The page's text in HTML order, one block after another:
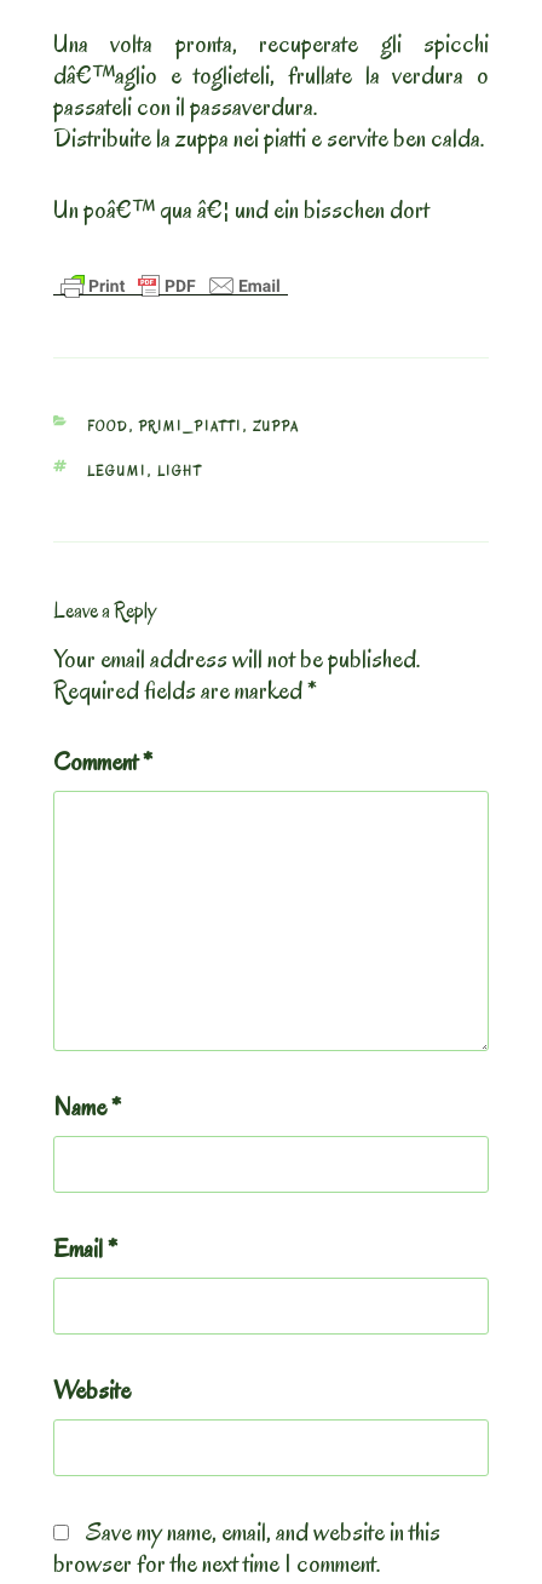
Una volta pronta, recuperate gli spicchi
dâ€™aglio e toglieteli, frullate la verdura o
passateli con il passaverdura.
Distribuite la zuppa nei piatti e servite ben calda.
Un poâ€™ qua â€¦ und ein bisschen dort
CATEGORIES
FOOD,PRIMI_PIATTI , ZUPPA
TAGS
LEGUMI , LIGHT
Leave a Reply
Your email address will not be published.
Required fields are marked*
Comment*
Name*
Email*
Website
Save my name, email, and website in this
browser for the next time I comment.